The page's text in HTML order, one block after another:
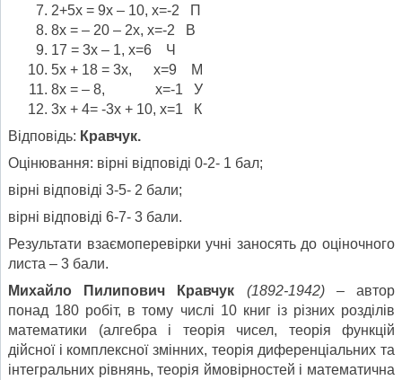
2+5х = 9х – 10, х=-2 П
8х = – 20 – 2х, х=-2 В
17 = 3х – 1, х=6 Ч
5х + 18 = 3х, х=9 М
8х = – 8, х=-1 У
3х + 4= -3х + 10, х=1 К
Відповідь: Кравчук.
Оцінювання: вірні відповіді 0-2- 1 бал;
вірні відповіді 3-5- 2 бали;
вірні відповіді 6-7- 3 бали.
Результати взаємоперевірки учні заносять до оціночного
листа – 3 бали.
Михайло Пилипович Кравчук (1892-1942) –автор
понад 180 робіт, в тому числі 10 книг із різних розділів
математики (алгебра і теорія чисел, теорія функцій
дійсної і комплексної змінних, теорія диференціальних та
інтегральних рівнянь, теорія ймовірностей і математична